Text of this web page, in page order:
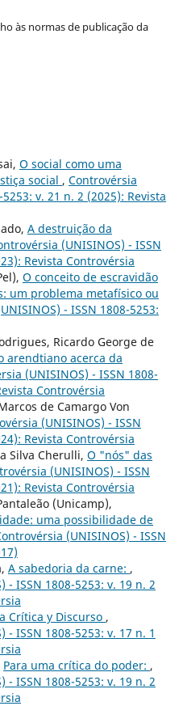
às normas de publicação da
O social como uma
social , Controvérsia
v. 21 n. 2 (2025): Revista
A destruição da
(UNISINOS) - ISSN
Revista Controvérsia
O conceito de escravidão
um problema metafísico ou
- ISSN 1808-5253:
Ricardo George de
arendtiano acerca da
(UNISINOS) - ISSN 1808-
Controvérsia
de Camargo Von
(UNISINOS) - ISSN
Revista Controvérsia
Silva Cherulli, O "nós" das
(UNISINOS) - ISSN
Revista Controvérsia
(Unicamp),
uma possibilidade de
(UNISINOS) - ISSN
A sabedoria da carne: ,
- ISSN 1808-5253: v. 19 n. 2
Crítica y Discurso ,
- ISSN 1808-5253: v. 17 n. 1
Para uma crítica do poder: ,
- ISSN 1808-5253: v. 19 n. 2